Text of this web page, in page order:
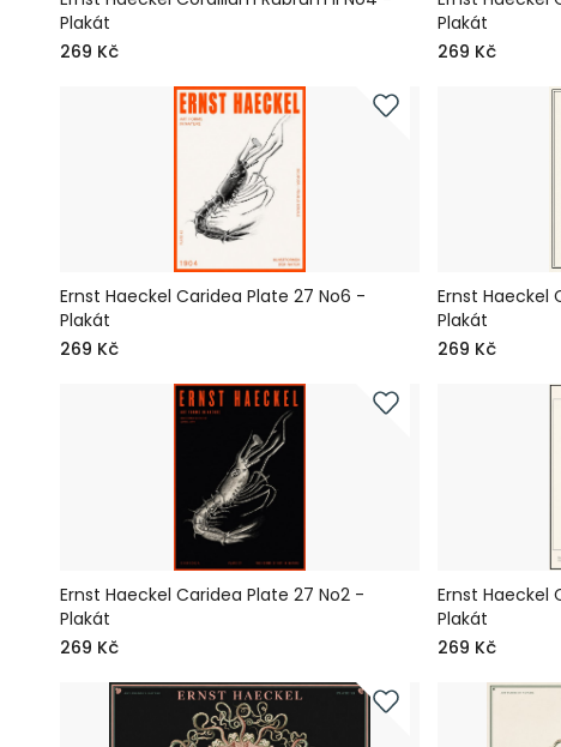
Plakát
269 Kč
Plakát
269 Kč
Ernst Haeckel Caridea Plate 27 No6 -
Plakát
269 Kč
Ernst Haeckel
Plakát
269 Kč
Ernst Haeckel Caridea Plate 27 No2 -
Plakát
269 Kč
Ernst Haeckel
Plakát
269 Kč